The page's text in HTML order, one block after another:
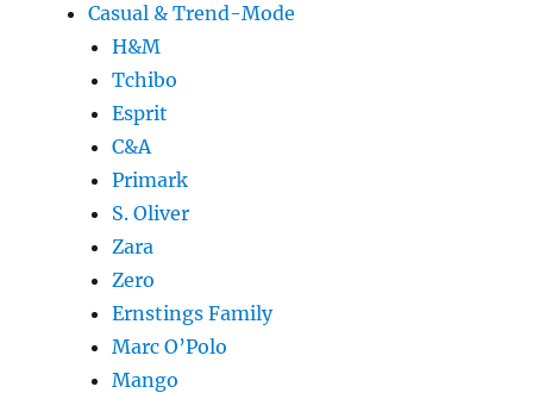
Casual & Trend-Mode
H&M
Tchibo
Esprit
C&A
Primark
S. Oliver
Zara
Zero
Ernstings Family
Marc O’Polo
Mango